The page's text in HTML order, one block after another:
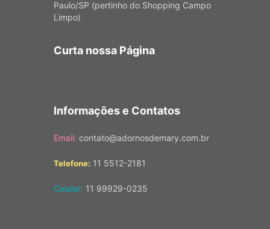
Paulo/SP (pertinho do Shopping Campo
Limpo)
Curta nossa Página
Informações e Contatos
Email: contato@adornosdemary.com.br
Telefone: 11 5512-2181
Celular: 11 99929-0235